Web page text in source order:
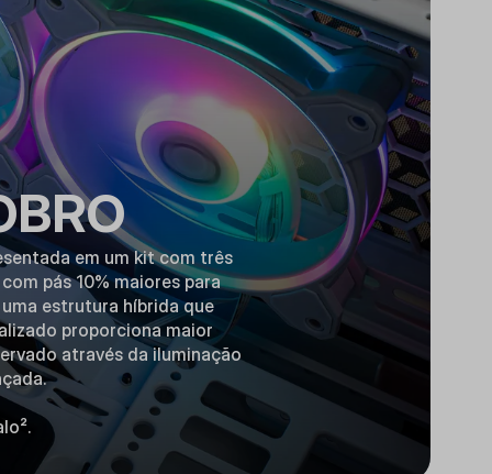
em um kit com três
pás 10% maiores para
estrutura híbrida que
proporciona maior
através da iluminação